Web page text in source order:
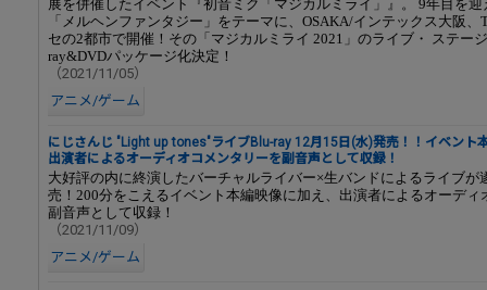
展を併催したイベント『初音ミク「マジカルミライ」』。 9年目を迎
「メルヘンファンタジー」をテーマに、OSAKA/インテックス大阪、
セの2都市で開催！その「マジカルミライ 2021」のライブ・ ステー
ray&DVDパッケージ化決定！
（2021/11/05）
アニメ/ゲーム
にじさんじ "Light up tones"ライブBlu-ray 12⽉15⽇(⽔)発売！！イベント
出演者によるオーディオコメンタリーを副音声として収録！
⼤好評の内に終演したバーチャルライバー×⽣バンドによるライブが
売！200分をこえるイベント本編映像に加え、出演者によるオーディ
副⾳声として収録！
（2021/11/09）
アニメ/ゲーム